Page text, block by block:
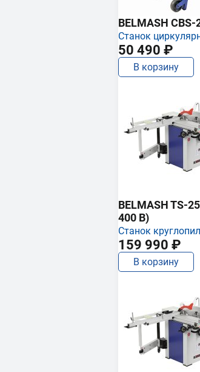
BELMASH CBS-
Станок
50 490 ₽
В корзину
BELMASH TS-
400 В)
Станок
159 990 ₽
В корзину